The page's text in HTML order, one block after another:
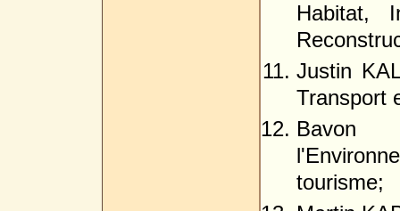
Habitat,
Justin
Transport
Bavon
tourisme;